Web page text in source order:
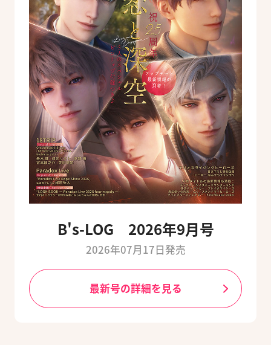
B's-LOG 2026年9月号
2026年07月17日発売
最新号の詳細を見る